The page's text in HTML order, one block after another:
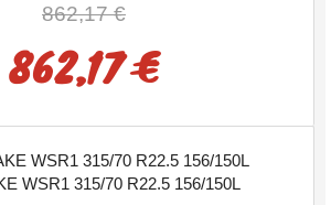
862,17 €
862,17 €